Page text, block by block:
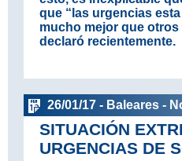
que “las urgencias
mucho mejor que otros
declaró recientemente.
26/01/17 - Baleares -
SITUACIÓN
URGENCIAS DE